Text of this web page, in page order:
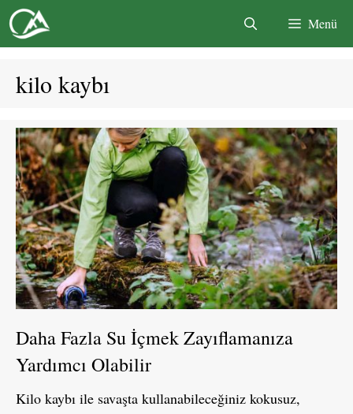
İçeriğe
atla
Menü
kilo kaybı
Daha Fazla Su İçmek Zayıflamanıza
Yardımcı Olabilir
Kilo kaybı ile savaşta kullanabileceğiniz kokusuz,